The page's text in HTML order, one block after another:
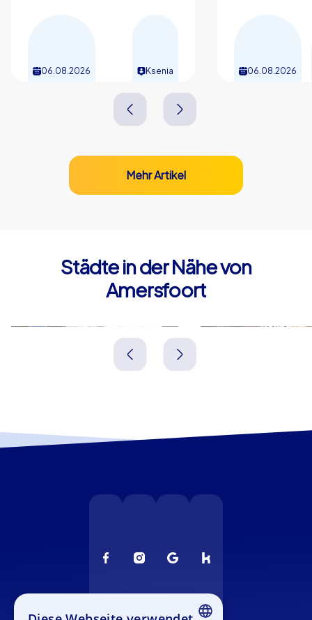
06.08.2026 Ksenia 06.08.2026
Mehr Artikel
Städte in der Nähe von
Amersfoort
Soest
Niederlande
Nijkerk